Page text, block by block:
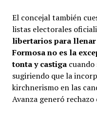
El concejal también
listas electorales
libertarios para
Formosa no es la
tonta y castigacuando
sugiriendo que la
kirchnerismo en las
Avanza generó